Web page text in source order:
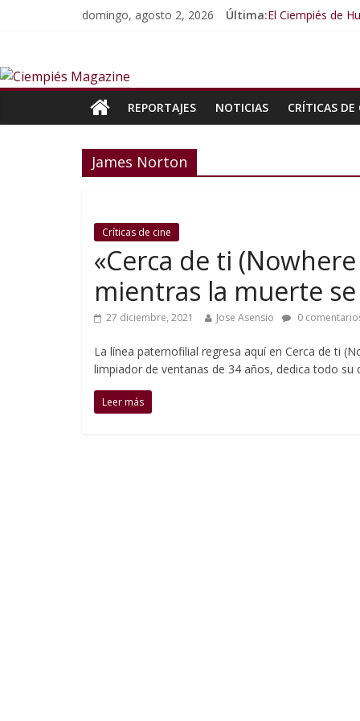
domingo, agosto 2, 2026 Última:El Ciempiés de
El Ciempiés de
REPORTAJES
NOTICIAS CRÍTICAS DE
James Norton
Críticas de cine
«Cerca de ti
mientras la muerte
27 diciembre, 2021 Jose Asensio 0
La línea paternofilial regresa aquí en Cerca de ti
limpiador de ventanas de 34 años, dedica todo
Leer más